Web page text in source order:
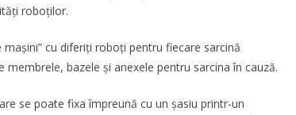
roboților.
cu diferiți roboți pentru fiecare sarcină
bazele și anexele pentru sarcina în cauză.
se poate fixa împreună cu un șasiu printr-un